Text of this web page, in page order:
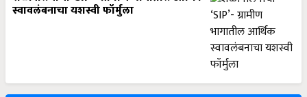
स्वावलंबनाचा यशस्वी फॉर्मुला